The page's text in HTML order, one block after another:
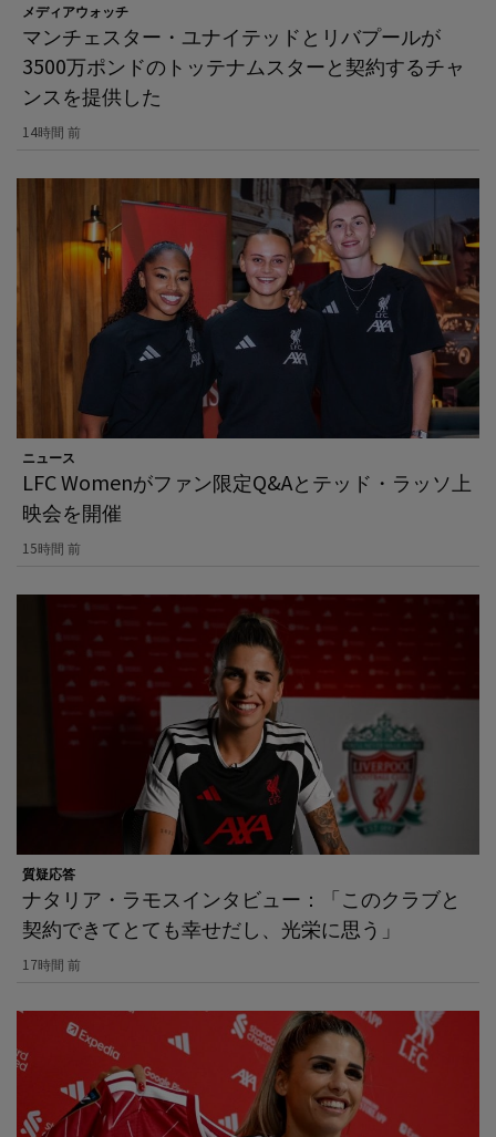
メディアウォッチ
マンチェスター・ユナイテッドとリバプールが
3500万ポンドのトッテナムスターと契約するチャ
ンスを提供した
14時間 前
ニュース
LFC Womenがファン限定Q&Aとテッド・ラッソ上
映会を開催
15時間 前
質疑応答
ナタリア・ラモスインタビュー：「このクラブと
契約できてとても幸せだし、光栄に思う」
17時間 前